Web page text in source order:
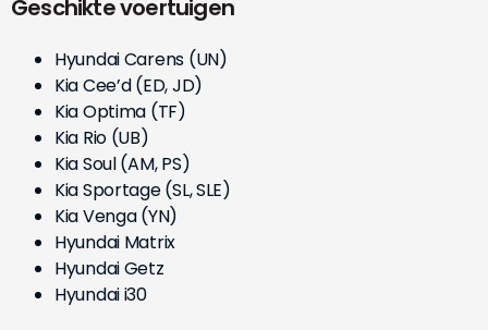
Geschikte voertuigen
Hyundai Carens (UN)
Kia Cee’d (ED, JD)
Kia Optima (TF)
Kia Rio (UB)
Kia Soul (AM, PS)
Kia Sportage (SL, SLE)
Kia Venga (YN)
Hyundai Matrix
Hyundai Getz
Hyundai i30